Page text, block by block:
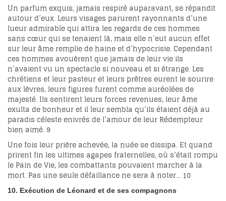
Un parfum exquis, jamais respiré auparavant, se répandit
autour d’eux. Leurs visages parurent rayonnants d’une
lueur admirable qui attira les regards de ces hommes
sans cœur qui se tenaient là, mais elle n’eut aucun effet
sur leur âme remplie de haine et d’hypocrisie. Cependant
ces hommes avouèrent que jamais de leur vie ils
n’avaient vu un spectacle si nouveau et si étrange. Les
chrétiens et leur pasteur et leurs prêtres eurent le sourire
aux lèvres, leurs figures furent comme auréolées de
majesté. Ils sentirent leurs forces revenues, leur âme
exulta de bonheur et il leur sembla qu’ils étaient déjà au
paradis céleste enivrés de l’amour de leur Rédempteur
bien aimé.9
Une fois leur prière achevée, la nuée se dissipa. Et quand
prirent fin les ultimes agapes fraternelles, où s’était rompu
le Pain de Vie, les combattants pouvaient marcher à la
mort. Pas une seule défaillance ne sera à noter… 10
10. Exécution de Léonard et de ses compagnons